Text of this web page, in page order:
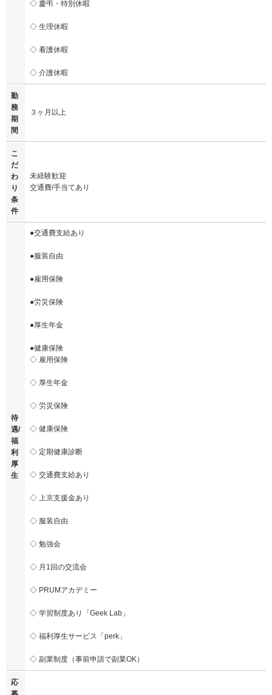
◇ 慶弔・特別休暇
◇ 生理休暇
◇ 看護休暇
◇ 介護休暇
勤
務
期
間
３ヶ月以上
こ
だ
わ
り
条
件
未経験歓迎
交通費/手当てあり
待
遇/
福
利
厚
生
●交通費支給あり
●服装自由
●雇用保険
●労災保険
●厚生年金
●健康保険
◇ 雇用保険
◇ 厚生年金
◇ 労災保険
◇ 健康保険
◇ 定期健康診断
◇ 交通費支給あり
◇ 上京支援金あり
◇ 服装自由
◇ 勉強会
◇ 月1回の交流会
◇ PRUMアカデミー
◇ 学習制度あり「Geek Lab」
◇ 福利厚生サービス「perk」
◇ 副業制度（事前申請で副業OK）
応